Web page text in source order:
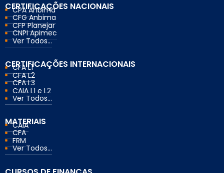
CERTIFICAÇÕES NACIONAIS
CPA Anbima
CFG Anbima
CFP Planejar
CNPI Apimec
Ver Todos...
CERTIFICAÇÕES INTERNACIONAIS
CFA L1
CFA L2
CFA L3
CAIA L1 e L2
Ver Todos...
MATERIAIS
CAIA
CFA
FRM
Ver Todos...